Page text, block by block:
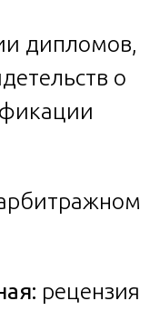
дипломов,
о
рецензия